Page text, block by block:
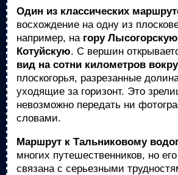
Один из классических
восхождение на одну из
например, на гору Лысогорскую
Котуйскую. С вершин
вид на сотни километров
плоскогорья, разрезанные
уходящие за горизонт. Это
невозможно передать ни
словами.
Маршрут к Тальниковому
многих путешественников, но
связана с серьезными